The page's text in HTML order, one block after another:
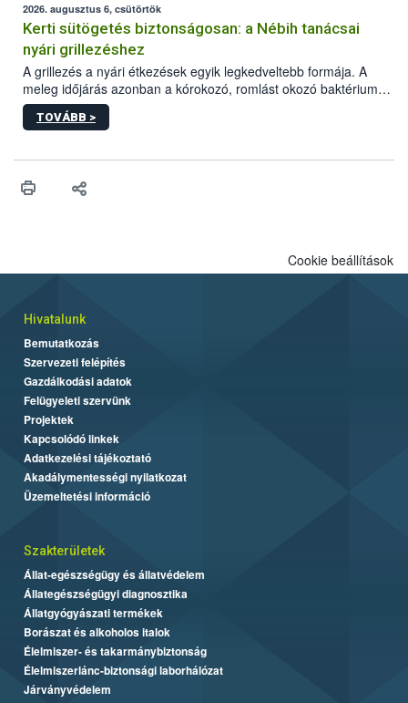
érésű szőlőkben is legyen lehetőség a károsító elleni további
védekezésre. Az Oroganic készítmény kis kiszerelésben kiskerti
felhasználók számára is elérhető és ökológiai termesztésben is
engedélyezett.
2026. augusztus 6, csütörtök
Kerti sütögetés biztonságosan: a Nébih tanácsai
nyári grillezéshez
A grillezés a nyári étkezések egyik legkedveltebb formája. A
meleg időjárás azonban a kórokozó, romlást okozó baktériumok
gyorsabb szaporodásának is kedvez. A szabadtéri sütögetés
ezért nem csupán a megfelelő sütési technikáról szól: legalább
higiéniai szabályok betartása, a megfelelő hőkezelés, valamint a
biztonsági Hivatal (Nébih) Oktatási Programja összegyűjtötte a
TOVÁBB >
Cookie beállítások
Hivatalunk
Bemutatkozás
Szervezeti felépítés
Gazdálkodási adatok
Felügyeleti szervünk
Projektek
Kapcsolódó linkek
Adatkezelési tájékoztató
Akadálymentességi nyilatkozat
Üzemeltetési információ
Szakterületek
Állat-egészségügy és állatvédelem
Állategészségügyi diagnosztika
Állatgyógyászati termékek
Borászat és alkoholos italok
Élelmiszer- és takarmánybiztonság
Élelmiszerlánc-biztonsági laborhálózat
Járványvédelem